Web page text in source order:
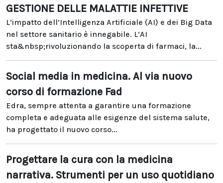
GESTIONE DELLE MALATTIE INFETTIVE
L’impatto dell’Intelligenza Artificiale (AI) e dei Big Data
nel settore sanitario è innegabile. L’AI
sta&nbsp;rivoluzionando la scoperta di farmaci, la...
Social media in medicina. Al via nuovo
corso di formazione Fad
Edra, sempre attenta a garantire una formazione
completa e adeguata alle esigenze del sistema salute,
ha progettato il nuovo corso...
Progettare la cura con la medicina
narrativa. Strumenti per un uso quotidiano